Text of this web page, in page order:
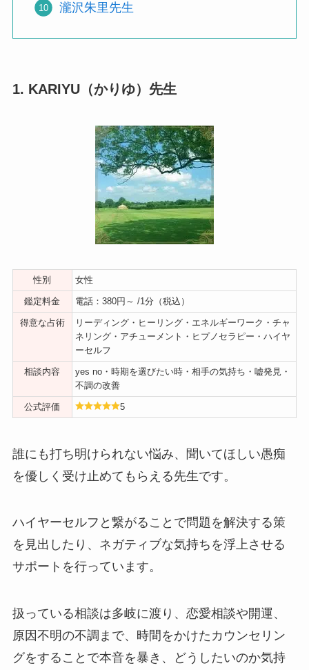
瀧沢朱里先生
1. KARIYU（かりゆ）先生
性別 女性
鑑定料金 電話：380円～ /1分（税込）
得意な占術
リーディング・ヒーリング・エネルギーワーク・チャ
ネリング・アチューメント・ヒプノセラピー・ハイヤ
ーセルフ
相談内容
yes no・時期を選びたい時・相手の気持ち・嘘発見・
不調の改善
公式評価 5
誰にも打ち明けられない悩み、聞いてほしい愚痴
を優しく受け止めてもらえる先生です。
ハイヤーセルフと繋がることで問題を解決する策
を見出したり、ネガティブな気持ちを浮上させる
サポートを行っています。
扱っている相談は多岐に渡り、恋愛相談や開運、
原因不明の不調まで、時間をかけたカウンセリン
グをすることで本音を暴き、どうしたいのか気持